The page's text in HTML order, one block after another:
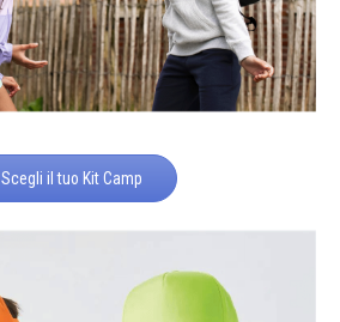
Scegli il tuo Kit Camp